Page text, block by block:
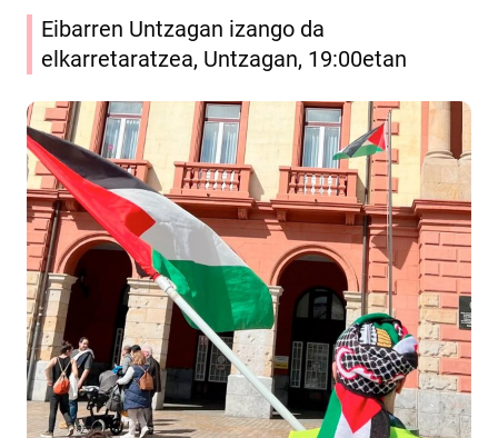
Eibarren Untzagan izango da
elkarretaratzea, Untzagan, 19:00etan